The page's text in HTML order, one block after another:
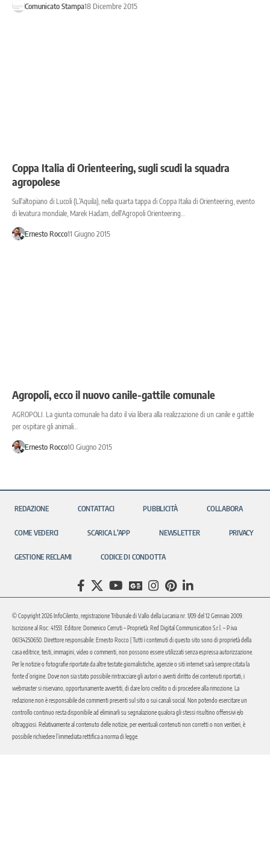
Comunicato Stampa18 Dicembre 2015
Coppa Italia di Orienteering, sugli scudi la squadra
agropolese
Sull’altopiano di Lucoli (L’Aquila), nella quarta tappa di Coppa Italia di Orienteering, evento
di levatura mondiale, Marek Hadam, dell'Agropoli Orienteering…
Ernesto Rocco11 Giugno 2015
Agropoli, ecco il nuovo canile-gattile comunale
AGROPOLI. La giunta comunale ha dato il via libera alla realizzazione di un canile e gattile
per ospitare gli animali…
Ernesto Rocco10 Giugno 2015
REDAZIONE CONTATTACI PUBBLICITÀ COLLABORA
COME VEDERCI SCARICA L’APP NEWSLETTER PRIVACY
GESTIONE RECLAMI CODICE DI CONDOTTA
© Copyright 2026 InfoCilento, registrazione Tribunale di Vallo della Lucania nr. 1/09 del 12 Gennaio 2009.
Iscrizione al Roc: 41551. Editore: Domenico Cerruti – Proprietà: Red Digital Communication S.r.l. – P.iva
06134250650. Direttore responsabile: Ernesto Rocco | Tutti i contenuti di questo sito sono di proprietà della
casa editrice, testi, immagini, video o commenti, non possono essere utilizzati senza espressa autorizzazione.
Per le notizie o fotografie riportate da altre testate giornalistiche, agenzie o siti internet sarà sempre citata la
fonte d’origine. Dove non sia stato possibile rintracciare gli autori o aventi diritto dei contenuti riportati, i
webmaster si riservano, opportunamente avvertiti, di dare loro credito o di procedere alla rimozione. La
redazione non è responsabile dei commenti presenti sul sito o sui canali social. Non potendo esercitare un
controllo continuo resta disponibile ad eliminarli su segnalazione qualora gli stessi risultino offensivi e/o
oltraggiosi. Relativamente al contenuto delle notizie, per eventuali contenuti non corretti o non veritieri, è
possibile richiedere l’immediata rettifica a norma di legge.